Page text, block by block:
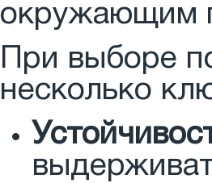
окружающим
При выборе
несколько